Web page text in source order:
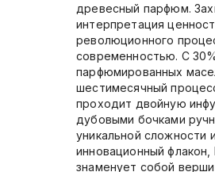
древесный парфюм.
интерпретация
революционного
современностью. С
парфюмированных
шестимесячный
проходит двойную
дубовыми бочками
уникальной сложности
инновационный флакон,
знаменует собой